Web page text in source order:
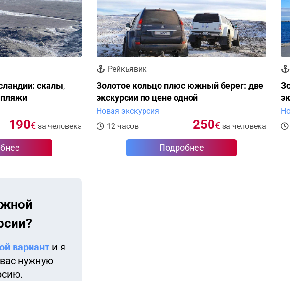
скалы,
190€ за человека
Рейкьявик
Золотое кольцо плюс южный берег: две
экскурсии по цене одной
Новая экскурсия
12 часов
250€ за человека
Подробнее
варианти я
нужную